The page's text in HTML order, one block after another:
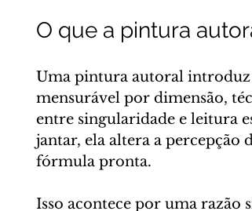
O que a pintura
Uma pintura autoral
mensurável por dimensão,
entre singularidade e leitura
jantar, ela altera a percepção
fórmula pronta.
Isso acontece por uma razão